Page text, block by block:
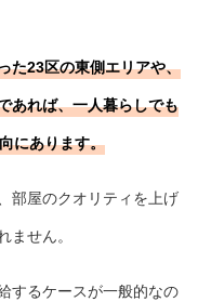
た23区の東側エリアや、
あれば、一人暮らしでも
にあります。
部屋のクオリティを上げ
ません。
するケースが一般的なの